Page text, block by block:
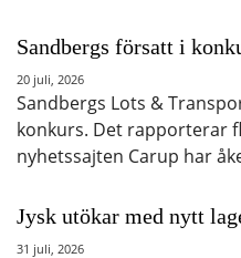
Sandbergs försatt i
20 juli, 2026
Sandbergs Lots &
konkurs. Det rapporterar
nyhetssajten Carup har
Jysk utökar med nytt
31 juli, 2026